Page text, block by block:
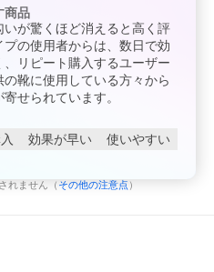
ードが付いておりますが、一部リニュ
ドが付いておりませんのでご了承下さ
リニューアルしております。
外線散乱剤） ウンデシレン酸亜鉛（抗
礬（収れん剤、腐食作用） タルク（充
国内正規品) 60g
するのではなく、バクテリアの発
商品
が驚くほど消えると高く評
の使用者からは、数日で効
リピート購入するユーザー
靴に使用している方々から
せられています。
効果が早い
使いやすい
れません（ その他の注意点 ）